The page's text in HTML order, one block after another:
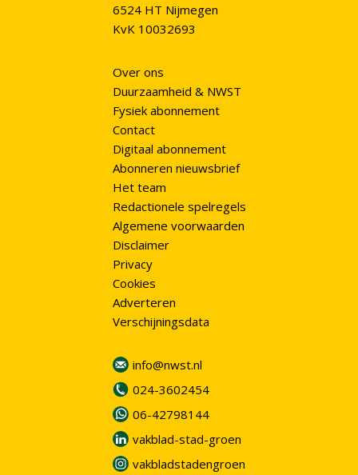
6524 HT Nijmegen
KvK 10032693
Over ons
Duurzaamheid & NWST
Fysiek abonnement
Contact
Digitaal abonnement
Abonneren nieuwsbrief
Het team
Redactionele spelregels
Algemene voorwaarden
Disclaimer
Privacy
Cookies
Adverteren
Verschijningsdata
info@nwst.nl
024-3602454
06-42798144
vakblad-stad-groen
vakbladstadengroen